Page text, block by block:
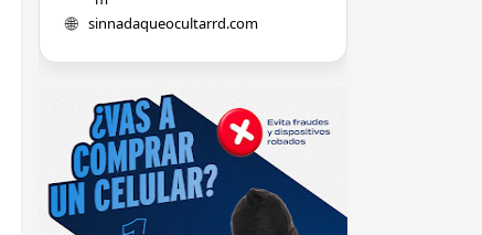
🌐 sinnadaqueocultarrd.com